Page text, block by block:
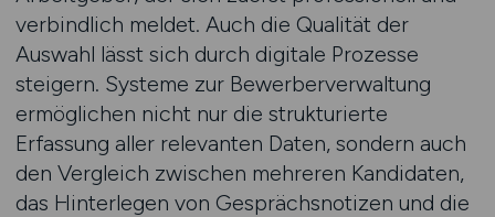
verbindlich meldet. Auch die Qualität der
Auswahl lässt sich durch digitale Prozesse
steigern. Systeme zur Bewerberverwaltung
ermöglichen nicht nur die strukturierte
Erfassung aller relevanten Daten, sondern auch
den Vergleich zwischen mehreren Kandidaten,
das Hinterlegen von Gesprächsnotizen und die